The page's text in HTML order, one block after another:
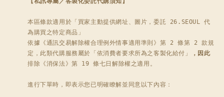
本區條款適用於「買家主動提供網址、圖片，委託 26.SEOUL 代
為購買之特定商品」
依據《通訊交易解除權合理例外情事適用準則》第 2 條第 2 款規
定，此類代購服務屬於「依消費者要求所為之客製化給付」
，因此
排除《消保法》第 19 條七日解除權之適用。
進行下單時，即表示您已明確瞭解並同意以下內容：